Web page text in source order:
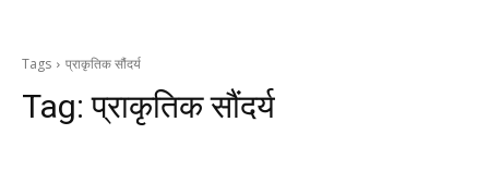
Tags प्राकृतिक सौंदर्य
Tag:प्राकृतिक सौंदर्य